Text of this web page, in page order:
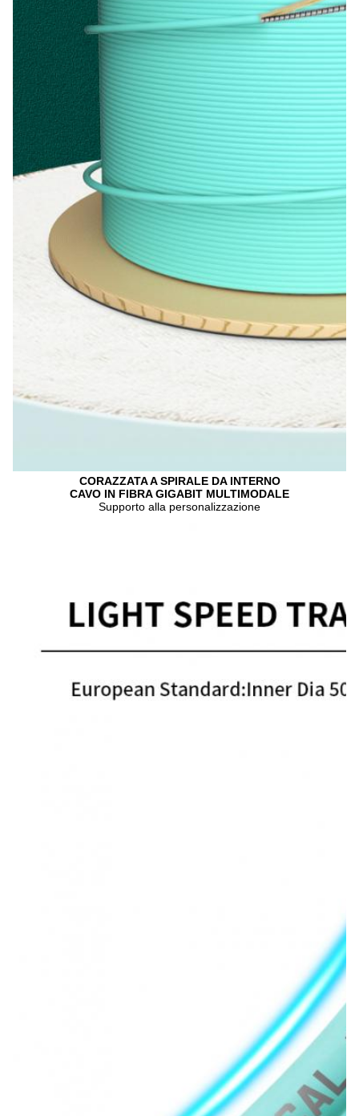
CORAZZATA A SPIRALE DA INTERNO
CAVO IN FIBRA GIGABIT MULTIMODALE
Supporto alla personalizzazione